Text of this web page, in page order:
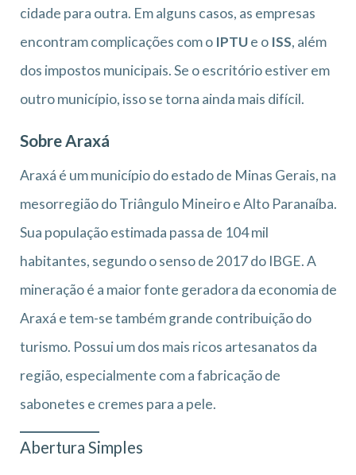
cidade para outra. Em alguns casos, as empresas
encontram complicações com o IPTUe o ISS, além
dos impostos municipais. Se o escritório estiver em
outro município, isso se torna ainda mais difícil.
Sobre Araxá
Araxá é um município do estado de Minas Gerais, na
mesorregião do Triângulo Mineiro e Alto Paranaíba.
Sua população estimada passa de 104 mil
habitantes, segundo o senso de 2017 do IBGE. A
mineração é a maior fonte geradora da economia de
Araxá e tem-se também grande contribuição do
turismo. Possui um dos mais ricos artesanatos da
região, especialmente com a fabricação de
sabonetes e cremes para a pele.
Abertura Simples